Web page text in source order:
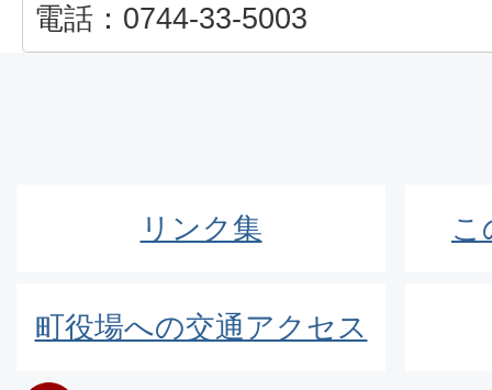
電話：0744-33-5003
リンク集 こ
町役場への交通アクセス